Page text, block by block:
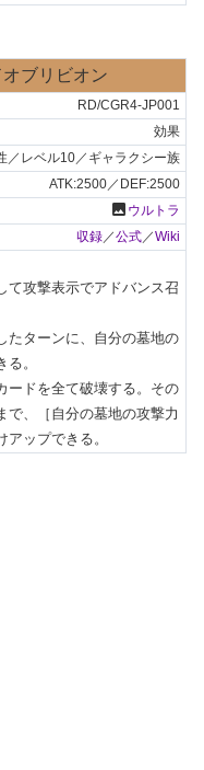
ブリビオン
RD/CGR4-JP001
効果
／レベル10／ギャラクシー族
ATK:2500／DEF:2500
photo ウルトラ
収録／公式／Wiki
て攻撃表示でアドバンス召
たターンに、自分の墓地の
。
ードを全て破壊する。その
で、［自分の墓地の攻撃力
ップできる。